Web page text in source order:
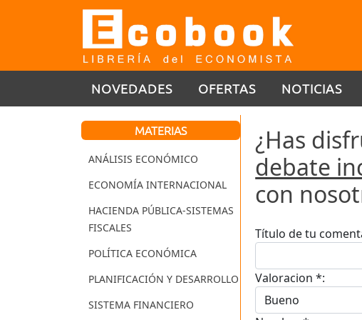
NOVEDADES OFERTAS NOTICIAS
MATERIAS
ANÁLISIS ECONÓMICO
ECONOMÍA INTERNACIONAL
HACIENDA PÚBLICA-SISTEMAS
FISCALES
POLÍTICA ECONÓMICA
PLANIFICACIÓN Y DESARROLLO
SISTEMA FINANCIERO
¿Has
debate
con
Título de tu
Valoracion *: